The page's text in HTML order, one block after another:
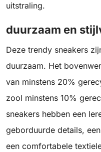
uitstraling.
duurzaam en
Deze trendy sneakers
duurzaam. Het
van minstens 20%
zool minstens 10%
sneakers hebben een
geborduurde details,
een comfortabele